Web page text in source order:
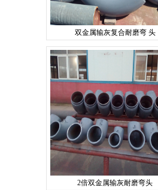
双金属输灰复合耐磨弯 头
2倍双金属输灰耐磨弯头